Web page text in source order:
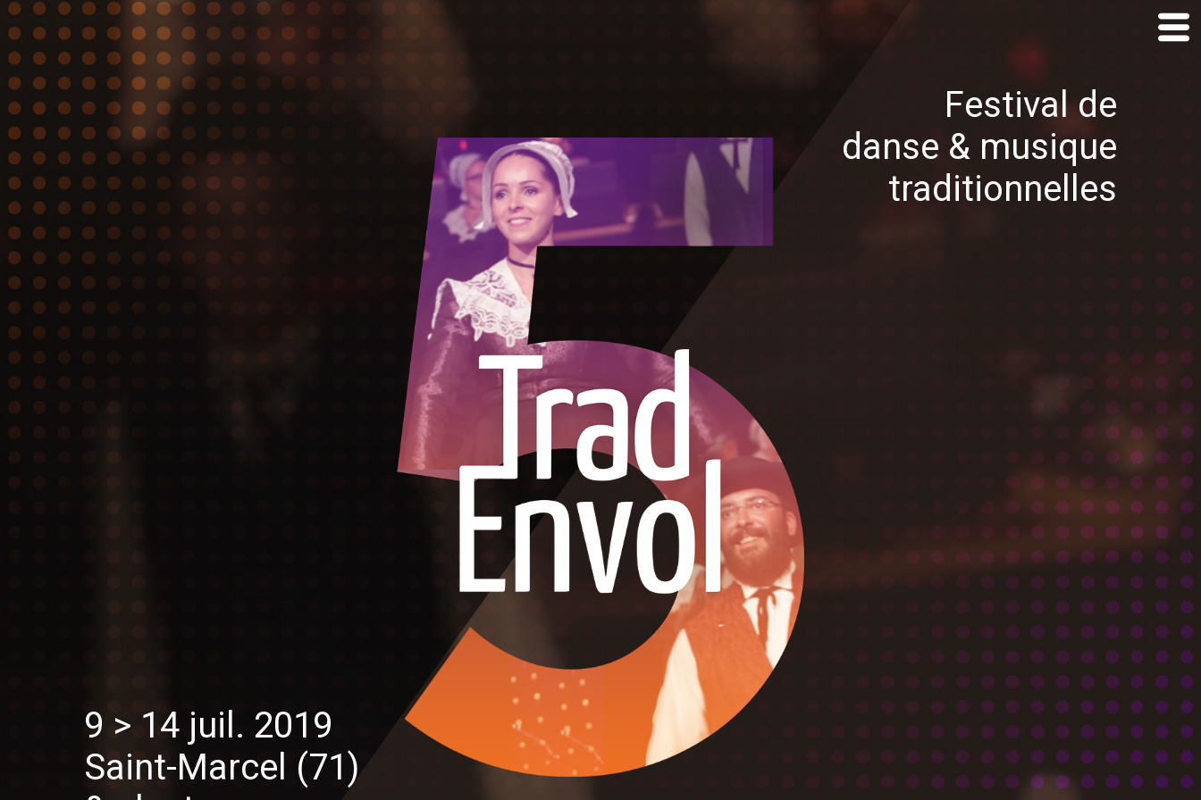
Festival de
danse & musique
traditionnelles
9 > 14 juil. 2019
Saint-Marcel (71)